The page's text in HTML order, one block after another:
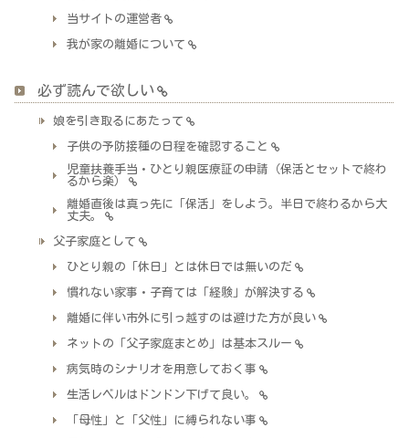
当サイトの運営者
我が家の離婚について
必ず読んで欲しい
娘を引き取るにあたって
子供の予防接種の日程を確認すること
児童扶養手当・ひとり親医療証の申請（保活とセットで終わ
るから楽）
離婚直後は真っ先に「保活」をしよう。半日で終わるから大
丈夫。
父子家庭として
ひとり親の「休日」とは休日では無いのだ
慣れない家事・子育ては「経験」が解決する
離婚に伴い市外に引っ越すのは避けた方が良い
ネットの「父子家庭まとめ」は基本スルー
病気時のシナリオを用意しておく事
生活レベルはドンドン下げて良い。
「母性」と「父性」に縛られない事